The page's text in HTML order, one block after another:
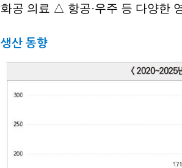
화공 의료 △ 항공·우주 등 다양한
생산 동향